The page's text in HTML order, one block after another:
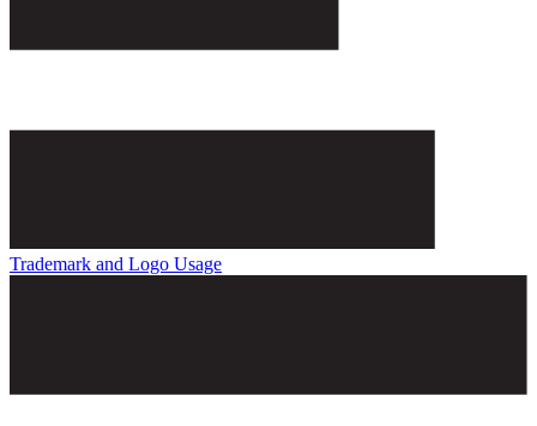
Trademark and Logo Usage